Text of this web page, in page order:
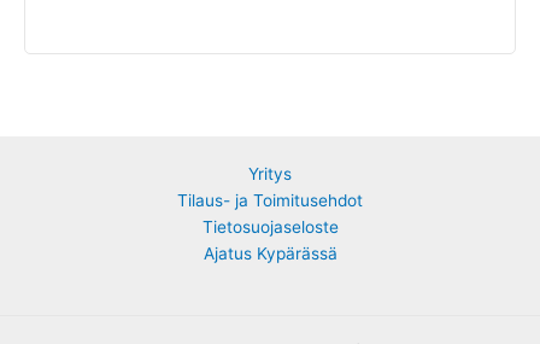
Yritys
Tilaus- ja Toimitusehdot
Tietosuojaseloste
Ajatus Kypärässä